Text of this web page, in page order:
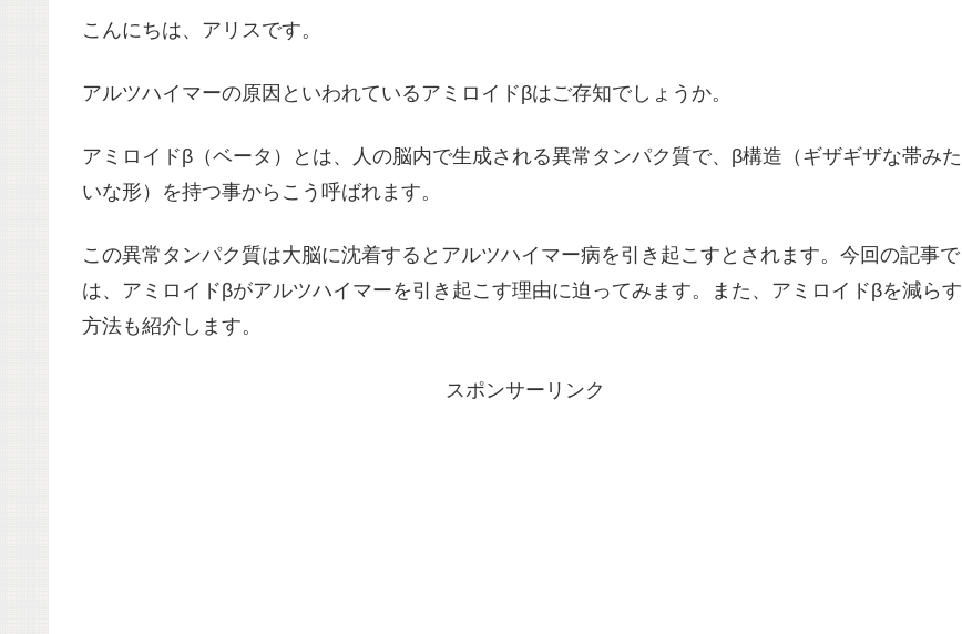
こんにちは、アリスです。
アルツハイマーの原因といわれているアミロイドβはご存知でしょうか。
アミロイドβ（ベータ）とは、
人の脳内で生成される異常タンパク質で、β構造（ギザギザな帯みた
いな形）を持つ事からこう呼ばれます。
この異常タンパク質は大脳に沈着するとアルツハイマー病を引き起こすとされます。 今回の記事で
は、アミロイドβがアルツハイマーを引き起こす理由に迫ってみます。また、アミロイドβを減らす
方法も紹介します。
スポンサーリンク